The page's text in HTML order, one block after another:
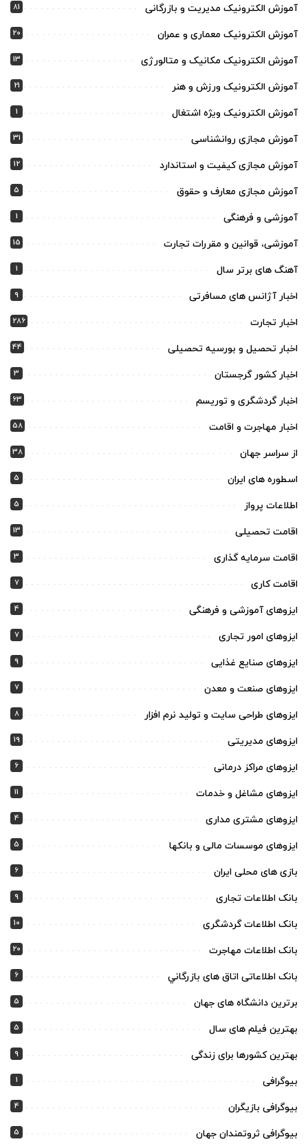
آموزش الکترونیک مدیریت و بازرگانی 81
آموزش الکترونیک معماری و عمران 20
آموزش الکترونیک مکانیک و متالورژی 13
آموزش الکترونیک ورزش و هنر 21
آموزش الکترونیک ویژه اشتغال 1
آموزش مجازی روانشناسی 31
آموزش مجازی کیفیت و استاندارد 12
آموزش مجازی معارف و حقوق 5
آموزشی و فرهنگی 1
آموزشی، قوانین و مقررات تجارت 15
آهنگ های برتر سال 1
اخبار آژانس های مسافرتی 9
اخبار تجارت 286
اخبار تحصیل و بورسیه تحصیلی 44
اخبار کشور گرجستان 3
اخبار گردشگری و توریسم 63
اخبار مهاجرت و اقامت 58
از سراسر جهان 38
اسطوره های ایران 5
اطلاعات پرواز 5
اقامت تحصیلی 13
اقامت سرمایه گذاری 3
اقامت کاری 7
ایزوهای آموزشی و فرهنگی 4
ایزوهای امور تجاری 7
ایزوهای صنایع غذایی 9
ایزوهای صنعت و معدن 7
ایزوهای طراحی سایت و تولید نرم افزار 8
ایزوهای مدیریتی 19
ایزوهای مراکز درمانی 6
ایزوهای مشاغل و خدمات 11
ایزوهای مشتری مداری 4
ایزوهای موسسات مالی و بانکها 5
بازی های محلی ایران 6
بانک اطلاعات تجاری 9
بانک اطلاعات گردشگری 10
بانک اطلاعات مهاجرت 20
بانک اطلاعاتی اتاق های بازرگاني 6
برترین دانشگاه های جهان 5
بهترین فیلم های سال 5
بهترین کشورها برای زندگی 9
بیوگرافی 1
بیوگرافی بازیگران 4
بیوگرافی ثروتمندان جهان 5